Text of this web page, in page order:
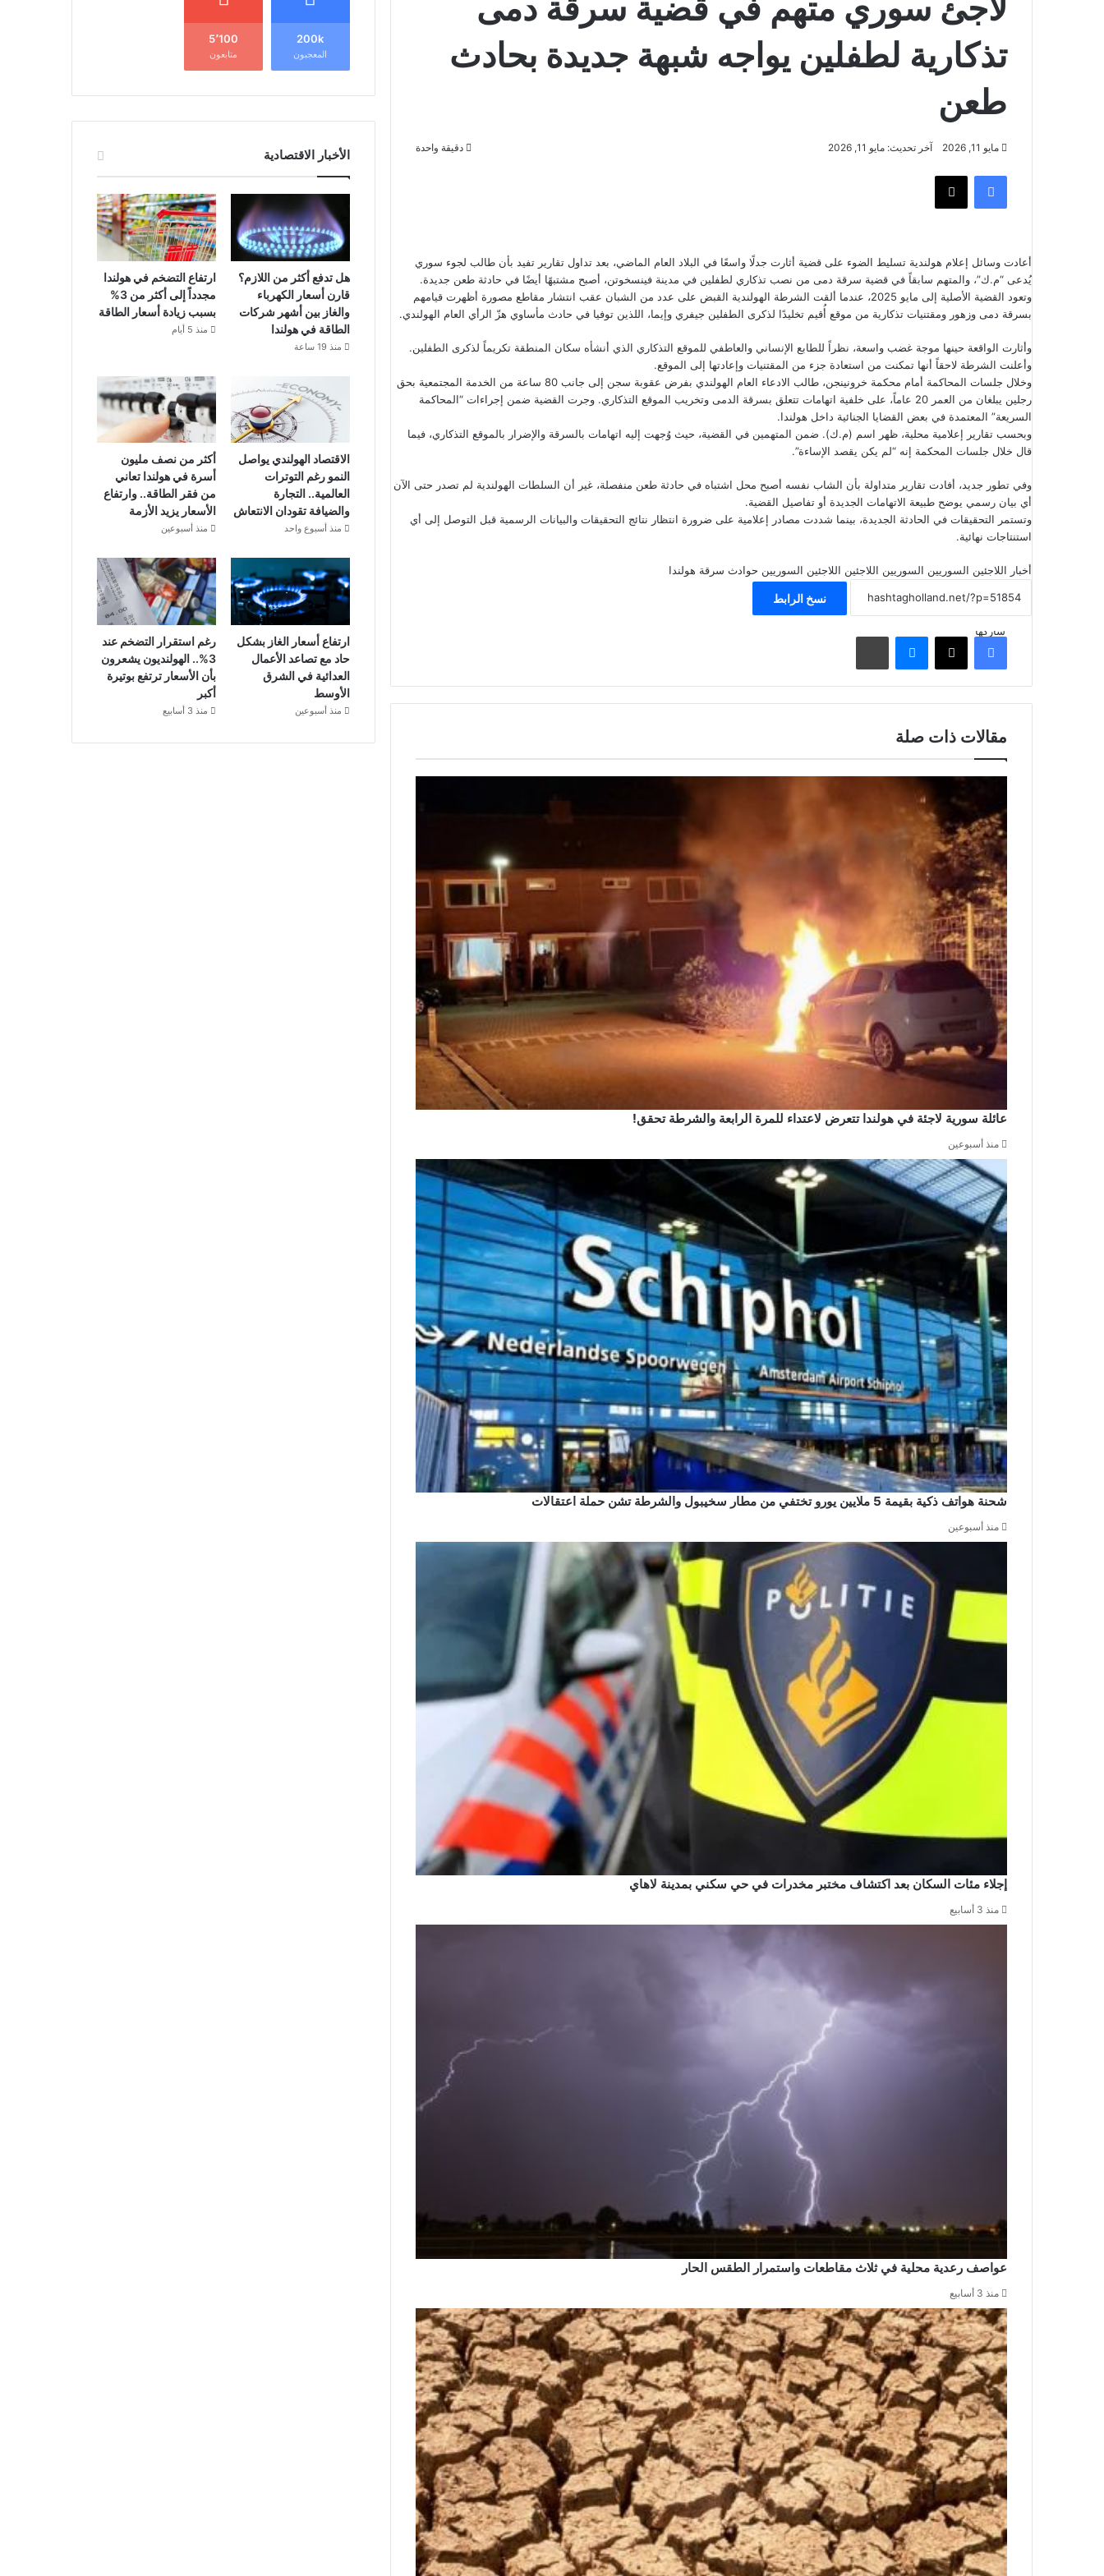
لاجئ سوري متهم في قضية سرقة دمى
تذكارية لطفلين يواجه شبهة جديدة بحادث
طعن
مايو 11, 2026 آخر تحديث: مايو 11, 2026 دقيقة واحدة
فيسبوك ‫X
أعادت وسائل إعلام هولندية تسليط الضوء على قضية أثارت جدلًا واسعًا في البلاد العام الماضي، بعد تداول تقارير تفيد بأن طالب لجوء سوري
يُدعى “م.ك”، والمتهم سابقاً في قضية سرقة دمى من نصب تذكاري لطفلين في مدينة فينسخوتن، أصبح مشتبهًا أيضًا في حادثة طعن جديدة.
وتعود القضية الأصلية إلى مايو 2025، عندما ألقت الشرطة الهولندية القبض على عدد من الشبان عقب انتشار مقاطع مصورة أظهرت قيامهم
بسرقة دمى وزهور ومقتنيات تذكارية من موقع أُقيم تخليدًا لذكرى الطفلين جيفري وإيما، اللذين توفيا في حادث مأساوي هزّ الرأي العام الهولندي.
وأثارت الواقعة حينها موجة غضب واسعة، نظراً للطابع الإنساني والعاطفي للموقع التذكاري الذي أنشأه سكان المنطقة تكريماً لذكرى الطفلين.
وأعلنت الشرطة لاحقاً أنها تمكنت من استعادة جزء من المقتنيات وإعادتها إلى الموقع.
وخلال جلسات المحاكمة أمام محكمة خرونينجن، طالب الادعاء العام الهولندي بفرض عقوبة سجن إلى جانب 80 ساعة من الخدمة المجتمعية بحق
رجلين يبلغان من العمر 20 عاماً، على خلفية اتهامات تتعلق بسرقة الدمى وتخريب الموقع التذكاري. وجرت القضية ضمن إجراءات “المحاكمة
السريعة” المعتمدة في بعض القضايا الجنائية داخل هولندا.
وبحسب تقارير إعلامية محلية، ظهر اسم (م.ك). ضمن المتهمين في القضية، حيث وُجهت إليه اتهامات بالسرقة والإضرار بالموقع التذكاري، فيما
قال خلال جلسات المحكمة إنه “لم يكن يقصد الإساءة”.
وفي تطور جديد، أفادت تقارير متداولة بأن الشاب نفسه أصبح محل اشتباه في حادثة طعن منفصلة، غير أن السلطات الهولندية لم تصدر حتى الآن
أي بيان رسمي يوضح طبيعة الاتهامات الجديدة أو تفاصيل القضية.
وتستمر التحقيقات في الحادثة الجديدة، بينما شددت مصادر إعلامية على ضرورة انتظار نتائج التحقيقات والبيانات الرسمية قبل التوصل إلى أي
استنتاجات نهائية.
أخبار اللاجئين السوريين السوريين اللاجئين اللاجئين السوريين حوادث سرقة هولندا
نسخ الرابط
شاركهافيسبوك ‫X ماسنجر مشاركة عبر البريد
مقالات ذات صلة
عائلة سورية لاجئة في هولندا تتعرض لاعتداء للمرة الرابعة والشرطة تحقق!
منذ أسبوعين
شحنة هواتف ذكية بقيمة 5 ملايين يورو تختفي من مطار سخيبول والشرطة تشن حملة اعتقالات
منذ أسبوعين
إجلاء مئات السكان بعد اكتشاف مختبر مخدرات في حي سكني بمدينة لاهاي
منذ 3 أسابيع
عواصف رعدية محلية في ثلاث مقاطعات واستمرار الطقس الحار
منذ 3 أسابيع
200k
المعجبون
5٬100
متابعون
الأخبار الاقتصادية
هل تدفع أكثر من اللازم؟
قارن أسعار الكهرباء
والغاز بين أشهر شركات
الطاقة في هولندا
منذ 19 ساعة
ارتفاع التضخم في هولندا
مجدداً إلى أكثر من 3%
بسبب زيادة أسعار الطاقة
منذ 5 أيام
الاقتصاد الهولندي يواصل
النمو رغم التوترات
العالمية.. التجارة
والضيافة تقودان الانتعاش
منذ أسبوع واحد
أكثر من نصف مليون
أسرة في هولندا تعاني
من فقر الطاقة.. وارتفاع
الأسعار يزيد الأزمة
منذ أسبوعين
ارتفاع أسعار الغاز بشكل
حاد مع تصاعد الأعمال
العدائية في الشرق
الأوسط
منذ أسبوعين
رغم استقرار التضخم عند
3%.. الهولنديون يشعرون
بأن الأسعار ترتفع بوتيرة
أكبر
منذ 3 أسابيع